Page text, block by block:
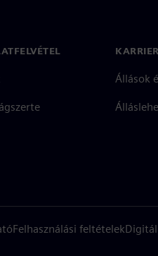
KARRIER
Állások
Felhasználási feltételek